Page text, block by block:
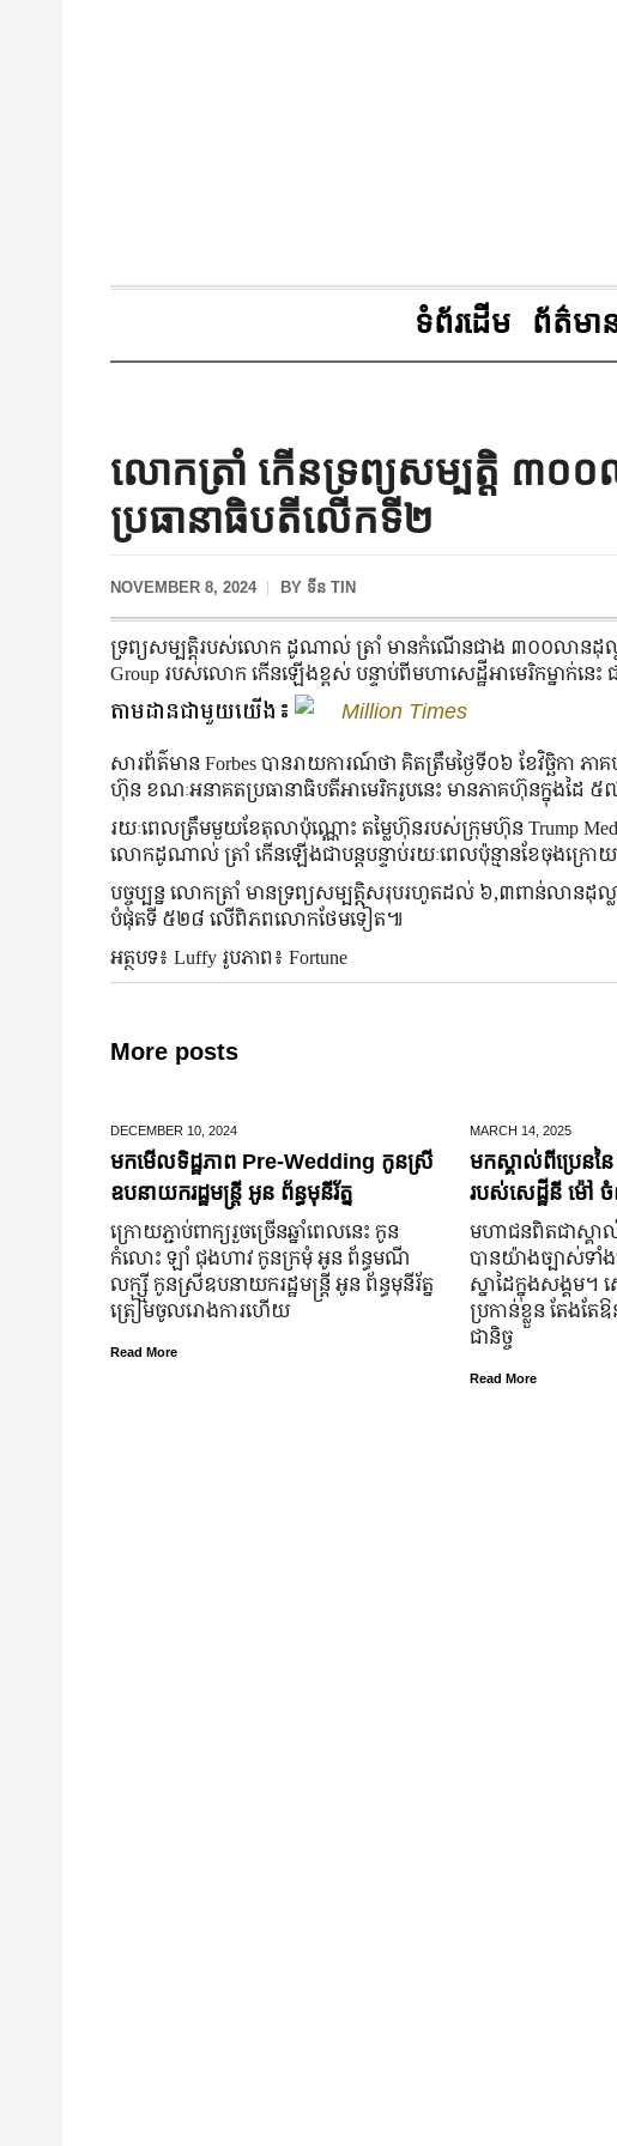
ទំព័រដើម ព័ត៌មា
លោកត្រាំ កើនទ្រព្យសម្បត្តិ ៣០០
ប្រធានាធិបតីលើកទី២
NOVEMBER 8, 2024 BY ទីន TIN
ទ្រព្យសម្បត្តិរបស់លោក ដូណាល់ ត្រាំ មានកំណើនជាង ៣០០លានដុល្លា
Group របស់លោក កើនឡើងខ្ពស់ បន្ទាប់ពីមហាសេដ្ឋីអាមេរិកម្នាក់នេះ
តាមដានជាមួយយើង៖ Million Times
សារព័ត៌មាន Forbes បានរាយការណ៍ថា គិតត្រឹមថ្ងៃទី០៦ ខែវិច្ឆិក
ហ៊ុន ខណៈអនាគតប្រធានាធិបតីអាមេរិករូបនេះ មានភាគហ៊ុនក្នុង
រយៈពេលត្រឹមមួយខែតុលាប៉ុណ្ណោះ តម្លៃហ៊ុនរបស់ក្រុមហ៊ុន Trump
លោកដូណាល់ ត្រាំ កើនឡើងជាបន្តបន្ទាប់រយៈពេលប៉ុន្មានខែចុងក្រោ
បច្ចុប្បន្ន លោកត្រាំ មានទ្រព្យសម្បត្តិសរុបរហូតដល់ ៦,៣ពាន់លានដុល្
បំផុតទី ៥២៨ លើពិភពលោកថែមទៀត៕
អត្ថបទ៖ Luffy រូបភាព៖ Fortune
More posts
DECEMBER 10, 2024
មកមើលទិដ្ឋភាព Pre-Wedding កូនស្រី
ឧបនាយករដ្ឋមន្រ្តី អូន ព័ន្ធមុនីរ័ត្ន
ក្រោយ​ភ្ជាប់​ពាក្យ​រួច​ច្រើន​ឆ្នាំ​ពេលនេះ កូន
កំលោះ ឡាំ ជុងហាវ កូនក្រមុំ អូន ព័ន្ធមណី
លក្ស្មី កូនស្រី​ឧបនាយករដ្ឋមន្ត្រី អូន ព័ន្ធមុនីរ័ត្ន
ត្រៀម​ចូល​រោងការ​ហើយ
Read More
MARCH 14, 2025
មកស្គាល់ពីប្រេនន
របស់សេដ្ឋីនី ម៉ៅ
មហាជន​ពិតជា​ស្គ
បាន​យ៉ាង​ច្បាស់​ទាំ
ស្នាដៃ​ក្នុង​សង្គម។
ប្រកាន់​ខ្លួន តែងត
ជានិច្ច
Read More